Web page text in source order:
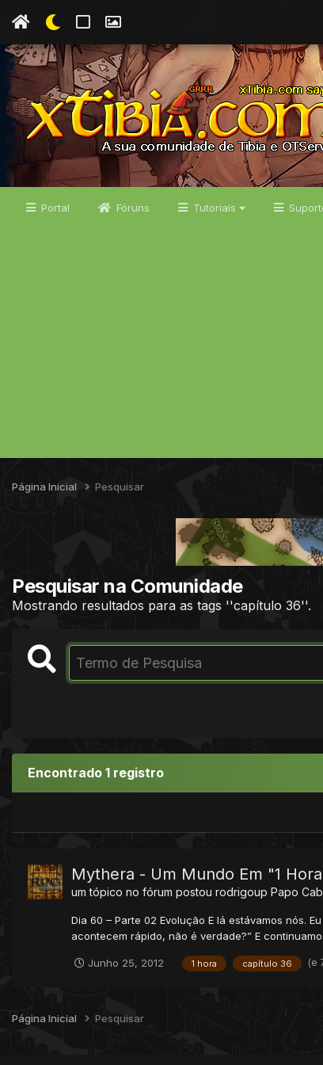
Portal Fóruns Tutoriais
Página Inicial Pesquisar
Pesquisar na Comunidade
Mostrando resultados para as tags ''capítulo 36''.
Encontrado 1 registro
Mythera - Um Mundo Em "1
um tópico no fórum postou rodrigoup Papo
Dia 60 – Parte 02 Evolução E lá estávamos nós.
acontecem rápido, não é verdade?” E
Junho 25, 2012 1 hora capítulo 36 (e
Página Inicial Pesquisar